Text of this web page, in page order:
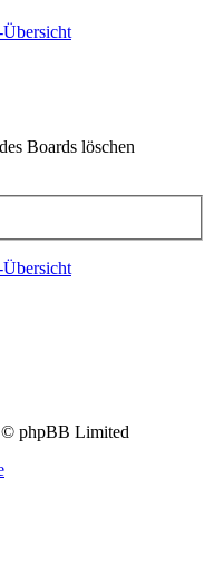
Boards löschen
phpBB Limited